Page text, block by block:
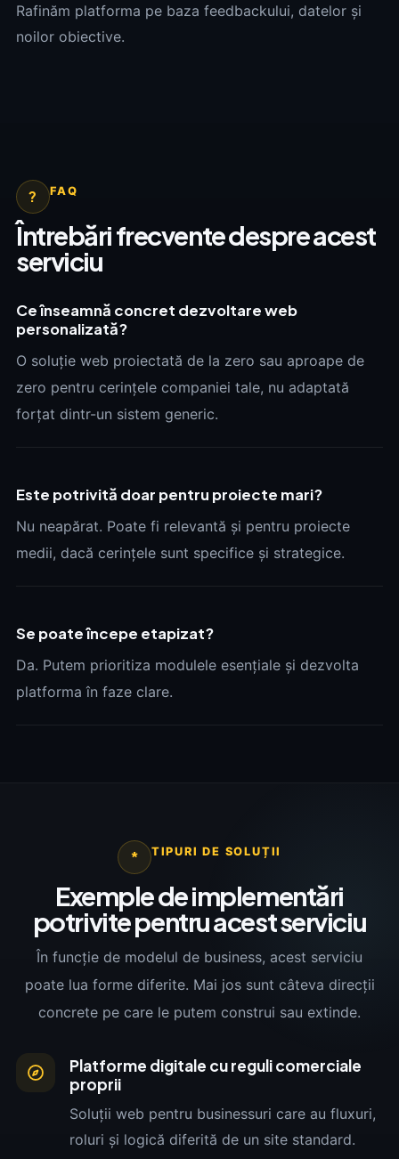
Rafinăm platforma pe baza feedbackului, datelor și
noilor obiective.
? FAQ
Întrebări frecvente despre acest
serviciu
Ce înseamnă concret dezvoltare web
personalizată?
O soluție web proiectată de la zero sau aproape de
zero pentru cerințele companiei tale, nu adaptată
forțat dintr-un sistem generic.
Este potrivită doar pentru proiecte mari?
Nu neapărat. Poate fi relevantă și pentru proiecte
medii, dacă cerințele sunt specifice și strategice.
Se poate începe etapizat?
Da. Putem prioritiza modulele esențiale și dezvolta
platforma în faze clare.
* TIPURI DE SOLUȚII
Exemple de implementări
potrivite pentru acest serviciu
În funcție de modelul de business, acest serviciu
poate lua forme diferite. Mai jos sunt câteva direcții
concrete pe care le putem construi sau extinde.
Platforme digitale cu reguli comerciale
proprii
Soluții web pentru businessuri care au fluxuri,
roluri și logică diferită de un site standard.